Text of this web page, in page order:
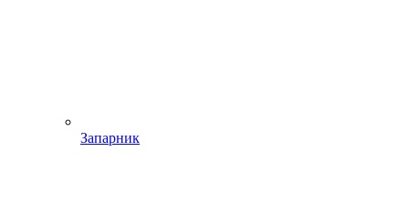
Запарник